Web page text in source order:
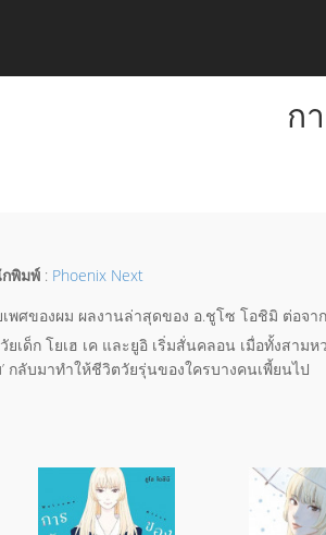
ก
พิมพ์ : Phoenix Next
เพศของผม ผลงานล่าสุดของ อ.ชูโซ โอชิมิ ต่อจา
ยเด็ก โยเฮ เค และยูอิ เริ่มสั่นคลอน เมื่อทั้งสา
’ กลับมาทำให้ชีวิตวัยรุ่นของใครบางคนเพี้ยนไป